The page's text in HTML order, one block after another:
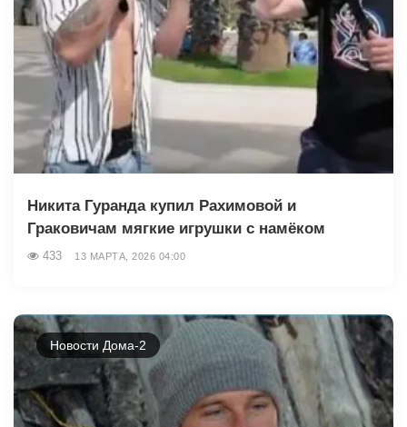
Никита Гуранда купил Рахимовой и
Граковичам мягкие игрушки с намёком
433 13 МАРТА, 2026 04:00
Новости Дома-2